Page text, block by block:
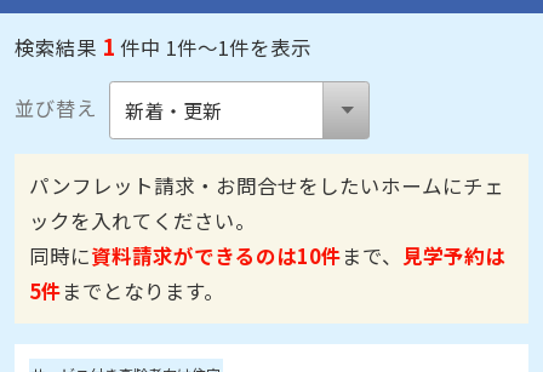
検索結果 1 件中 1件～1件を表示
並び替え
パンフレット請求・お問合せをしたいホームにチェ
ックを入れてください。
同時に資料請求ができるのは10件まで、 見学予約は
5件までとなります。